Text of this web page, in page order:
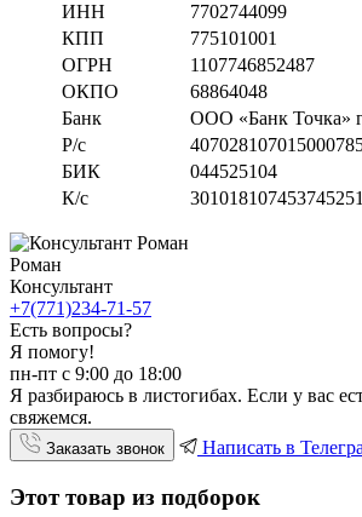
ИНН
7702744099
КПП
775101001
ОГРН
1107746852487
ОКПО
68864048
Банк
ООО «Банк Точка»
Р/с
БИК
044525104
К/с
Роман
Консультант
+7(771)234-71-57
Есть вопросы?
Я помогу!
пн-пт с 9:00 до 18:00
Я разбираюсь в листогибах. Если у вас
свяжемся.
Заказать звонок Написать в
Этот товар из подборок